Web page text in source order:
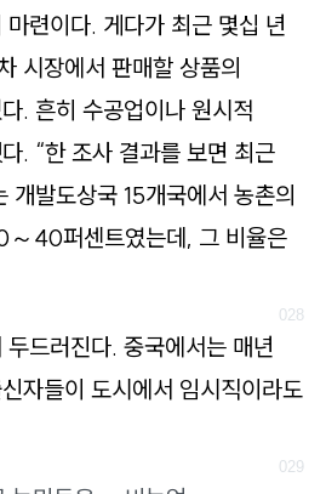
련이다. 게다가 최근 몇십 년
시장에서 판매할 상품의
. 흔히 수공업이나 원시적
. “한 조사 결과를 보면 최근
개발도상국 15개국에서 농촌의
～40퍼센트였는데, 그 비율은
드러진다. 중국에서는 매년
자들이 도시에서 임시직이라도